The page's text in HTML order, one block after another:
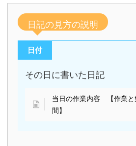
日記の見方の説明
日付
その日に書いた日記
当日の作業内容 【作業と
間】